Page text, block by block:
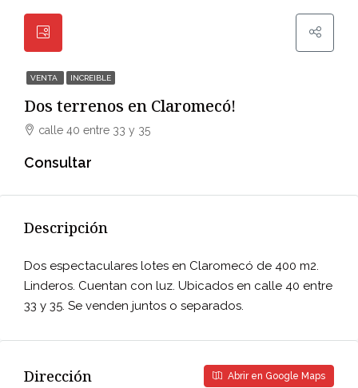
VENTA INCREIBLE
Dos terrenos en Claromecó!
calle 40 entre 33 y 35
Consultar
Descripción
Dos espectaculares lotes en Claromecó de 400 m2.
Linderos. Cuentan con luz. Ubicados en calle 40 entre
33 y 35. Se venden juntos o separados.
Dirección Abrir en Google Maps